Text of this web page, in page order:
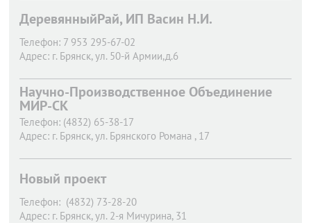
ДеревянныйРай, ИП Васин Н.И.
Телефон: 7 953 295-67-02
Адрес: г. Брянск, ул. 50-й Армии,д.6
Научно-Производственное Объединение
МИР-СК
Телефон: (4832) 65-38-17
Адрес: г. Брянск, ул. Брянского Романа , 17
Новый проект
Телефон: (4832) 73-28-20
Адрес: г. Брянск, ул. 2-я Мичурина, 31